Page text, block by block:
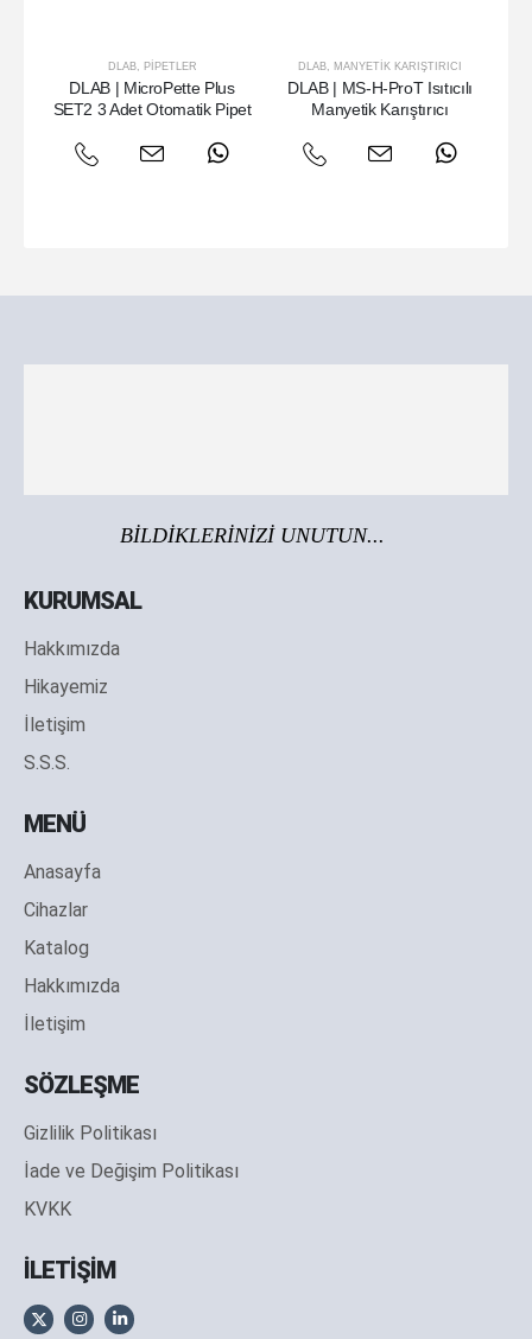
DLAB, PIPETLER
DLAB | MicroPette Plus
SET2 3 Adet Otomatik Pipet
DLAB MANYETIK KARIŞTIRICI
DLAB | MS-H-ProT Isıtıcılı
Manyetik Karıştırıcı
BİLDİKLERİNİZİ UNUTUN...
KURUMSAL
Hakkımızda
Hikayemiz
İletişim
S.S.S.
MENÜ
Anasayfa
Cihazlar
Katalog
Hakkımızda
İletişim
SÖZLEŞME
Gizlilik Politikası
İade ve Değişim Politikası
KVKK
İLETİŞİM